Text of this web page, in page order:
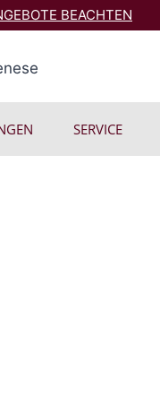
BEACHTEN
SERVICE